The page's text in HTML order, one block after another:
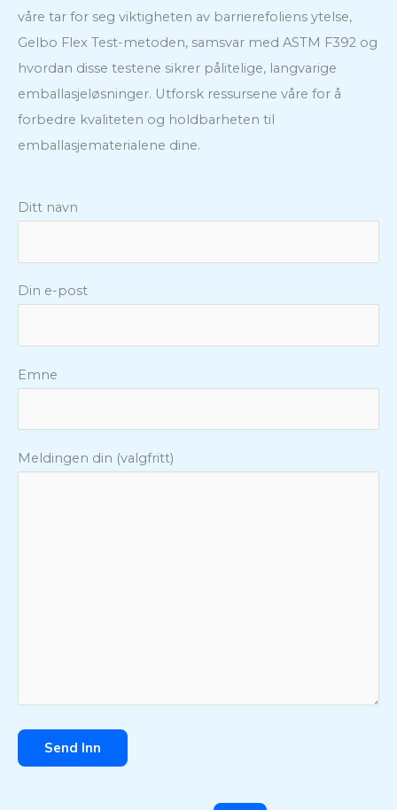
våre tar for seg viktigheten av barrierefoliens ytelse,
Gelbo Flex Test-metoden, samsvar med ASTM F392 og
hvordan disse testene sikrer pålitelige, langvarige
emballasjeløsninger. Utforsk ressursene våre for å
forbedre kvaliteten og holdbarheten til
emballasjematerialene dine.
Ditt navn
Din e-post
Emne
Meldingen din (valgfritt)